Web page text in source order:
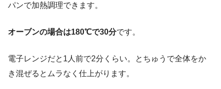
パンで加熱調理できます。
オーブンの場合は180℃で30分です。
電子レンジだと1人前で2分くらい。とちゅうで全体をか
き混ぜるとムラなく仕上がります。